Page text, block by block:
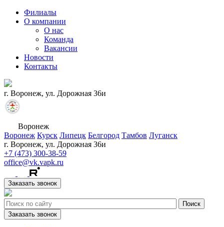
Филиалы
О компании
О нас
Команда
Вакансии
Новости
Контакты
г. Воронеж, ул. Дорожная 36и
Воронеж
Воронеж Курск Липецк Белгород Тамбов Луганск
г. Воронеж, ул. Дорожная 36и
+7 (473) 300-38-59
office@vk.vapk.ru
Заказать звонок
Заказать звонок